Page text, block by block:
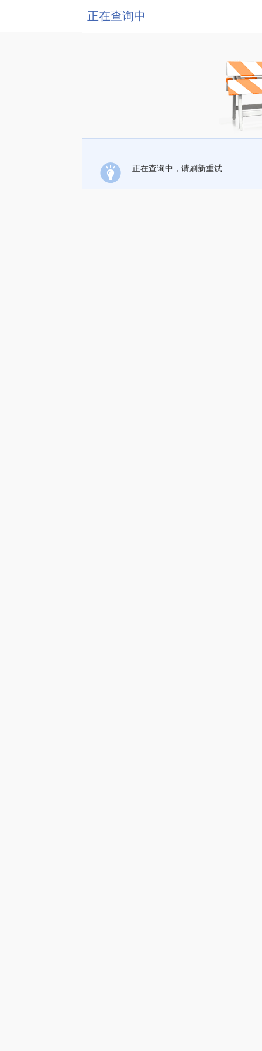
正在查询中
正在查询中，请刷新重试